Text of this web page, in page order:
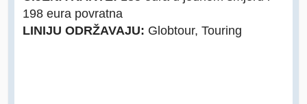
198 eura povratna
LINIJU ODRŽAVAJU: Globtour, Touring